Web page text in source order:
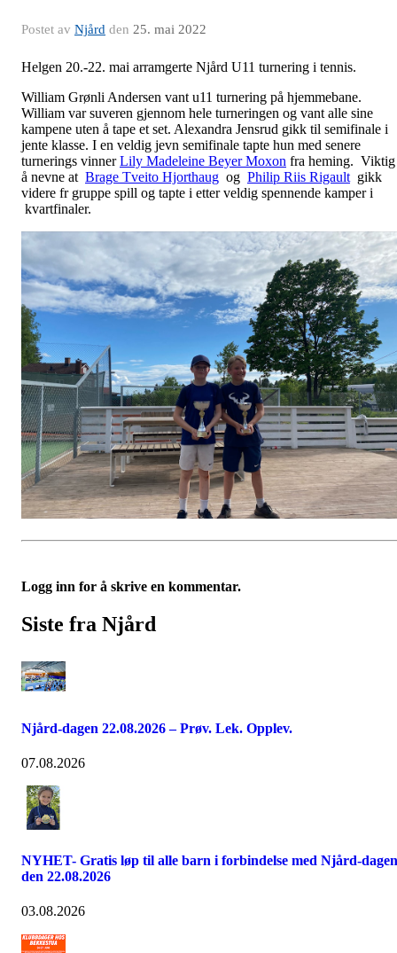
Postet av Njård den 25. mai 2022
Helgen 20.-22. mai arramgerte Njård U11 turnering i tennis.
William Grønli Andersen vant u11 turnering på hjemmebane.
William var suveren gjennom hele turneringen og vant alle sine
kampene uten å tape et set. Alexandra Jensrud gikk til semifinale i
jente klasse. I en veldig jevn semifinale tapte hun med senere
turnerings vinnerLily Madeleine Beyer Moxon fra heming. Viktig
å nevne at Brage Tveito Hjorthaug og Philip Riis Rigault gikk
videre fr gruppe spill og tapte i etter veldig spennende kamper i
kvartfinaler.
Logg inn for å skrive en kommentar.
Siste fra Njård
Njård-dagen 22.08.2026 – Prøv. Lek. Opplev.
07.08.2026
NYHET- Gratis løp til alle barn i forbindelse med Njård-dagen
den 22.08.2026
03.08.2026